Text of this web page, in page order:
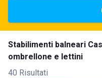
Stabilimenti balneari
ombrellone e lettini
40 Risultati